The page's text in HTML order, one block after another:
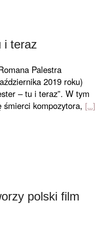
i teraz
Palestra
2019 roku)
– tu i teraz”. W tym
śmierci kompozytora,
polski film